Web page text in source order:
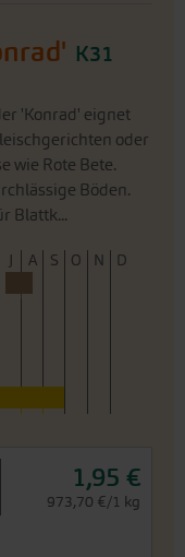
K31
'Konrad' eignet
oder
wie Rote Bete.
Böden.
Blattk...
J A S O N
D
1,95 €
973,70 €/1 kg